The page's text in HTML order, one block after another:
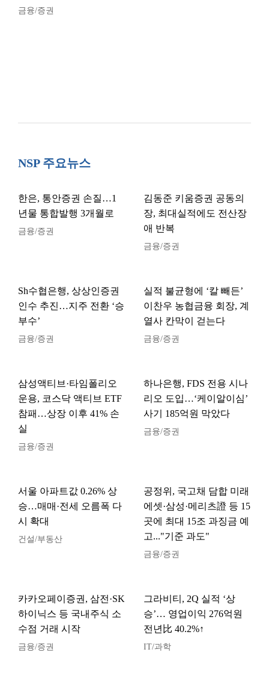
금융/증권
NSP 주요뉴스
한은, 통안증권 손질…1
년물 통합발행 3개월로
금융/증권
김동준 키움증권 공동의
장, 최대실적에도 전산장
애 반복
금융/증권
Sh수협은행, 상상인증권
인수 추진…지주 전환 ‘승
부수’
금융/증권
실적 불균형에 ‘칼 빼든’
이찬우 농협금융 회장, 계
열사 칸막이 걷는다
금융/증권
삼성액티브·타임폴리오
운용, 코스닥 액티브 ETF
참패…상장 이후 41% 손
실
금융/증권
하나은행, FDS 전용 시나
리오 도입…‘케이알이심’
사기 185억원 막았다
금융/증권
서울 아파트값 0.26% 상
승…매매·전세 오름폭 다
시 확대
건설/부동산
공정위, 국고채 담합 미래
에셋·삼성·메리츠證 등 15
곳에 최대 15조 과징금 예
고..."기준 과도"
금융/증권
카카오페이증권, 삼전·SK
하이닉스 등 국내주식 소
수점 거래 시작
금융/증권
그라비티, 2Q 실적 ‘상
승’… 영업이익 276억원
전년比 40.2%↑
IT/과학